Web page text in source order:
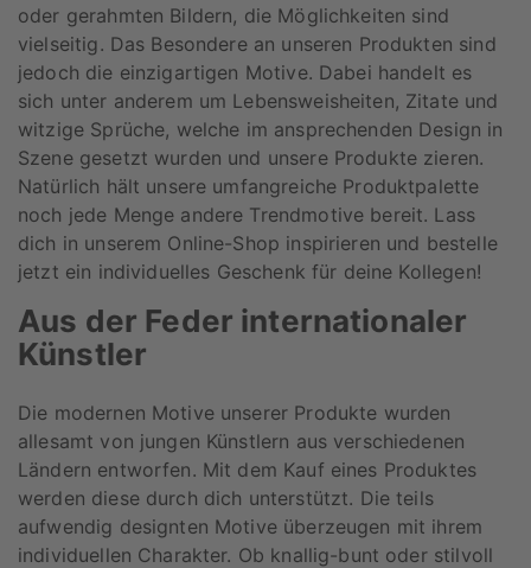
oder gerahmten Bildern, die Möglichkeiten sind
vielseitig. Das Besondere an unseren Produkten sind
jedoch die einzigartigen Motive. Dabei handelt es
sich unter anderem um Lebensweisheiten, Zitate und
witzige Sprüche, welche im ansprechenden Design in
Szene gesetzt wurden und unsere Produkte zieren.
Natürlich hält unsere umfangreiche Produktpalette
noch jede Menge andere Trendmotive bereit. Lass
dich in unserem Online-Shop inspirieren und bestelle
jetzt ein individuelles Geschenk für deine Kollegen!
Aus der Feder internationaler
Künstler
Die modernen Motive unserer Produkte wurden
allesamt von jungen Künstlern aus verschiedenen
Ländern entworfen. Mit dem Kauf eines Produktes
werden diese durch dich unterstützt. Die teils
aufwendig designten Motive überzeugen mit ihrem
individuellen Charakter. Ob knallig-bunt oder stilvoll